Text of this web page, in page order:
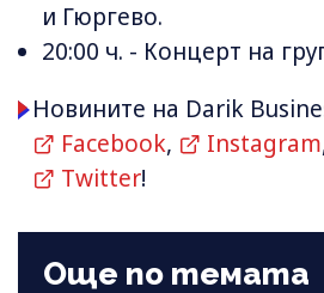
и Гюргево.
20:00 ч. - Концерт на
Новините на Darik
Facebook, Instagram
Twitter!
Още по темата